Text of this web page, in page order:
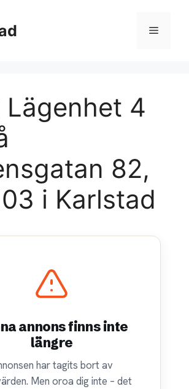
Meny
Lägenhet 4
82,
i Karlstad
annons finns inte
längre
har tagits bort av
Men oroa dig inte – det